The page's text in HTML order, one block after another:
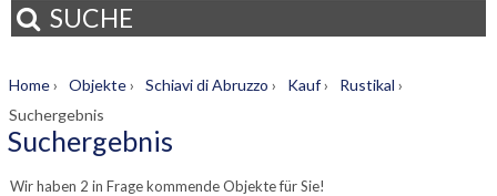
SUCHE
Home› Objekte› Schiavi di Abruzzo › Kauf› Rustikal ›
Suchergebnis
Suchergebnis
Wir haben 2 in Frage kommende Objekte für Sie!